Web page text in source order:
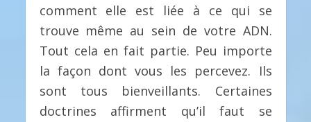
comment elle est liée à ce qui se
trouve même au sein de votre ADN.
Tout cela en fait partie. Peu importe
la façon dont vous les percevez. Ils
sont tous bienveillants. Certaines
doctrines affirment qu’il faut se